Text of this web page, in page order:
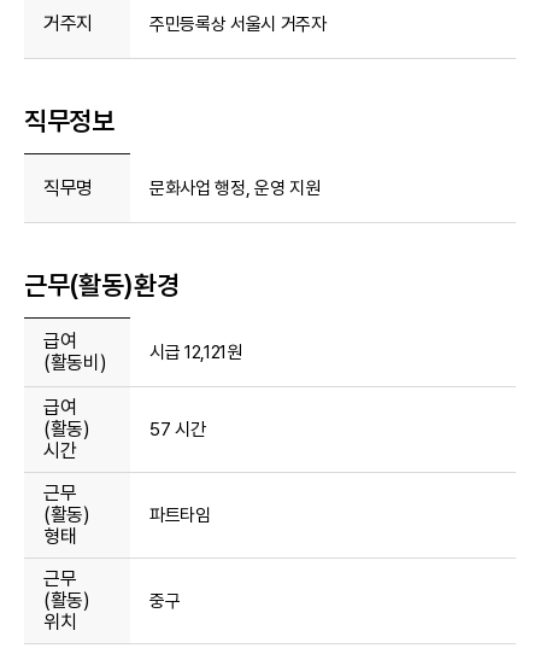
거주지 주민등록상 서울시 거주자
직무정보
직무명 문화사업 행정, 운영 지원
근무(활동)환경
급여
(활동비)
시급 12,121원
급여
(활동)
시간
57 시간
근무
(활동)
형태
파트타임
근무
(활동)
위치
중구